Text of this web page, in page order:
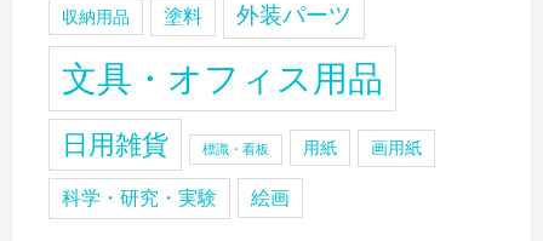
収納用品 塗料 外装パーツ
文具・オフィス用品
日用雑貨 標識・看板 用紙 画用紙
科学・研究・実験 絵画